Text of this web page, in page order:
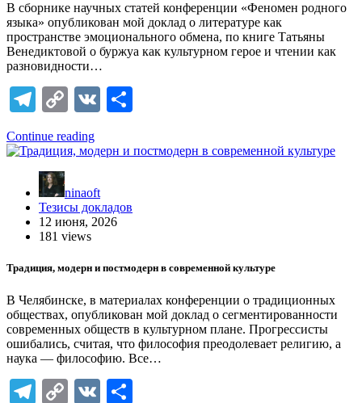
В сборнике научных статей конференции «Феномен родного
языка» опубликован мой доклад о литературе как
пространстве эмоционального обмена, по книге Татьяны
Венедиктовой о буржуа как культурном герое и чтении как
разновидности…
Telegram
Copy
Link
VK
Continue reading
ninaoft
Тезисы докладов
12 июня, 2026
181 views
Традиция, модерн и постмодерн в современной культуре
В Челябинске, в материалах конференции о традиционных
обществах, опубликован мой доклад о сегментированности
современных обществ в культурном плане. Прогрессисты
ошибались, считая, что философия преодолевает религию, а
наука — философию. Все…
Telegram
Copy
VK